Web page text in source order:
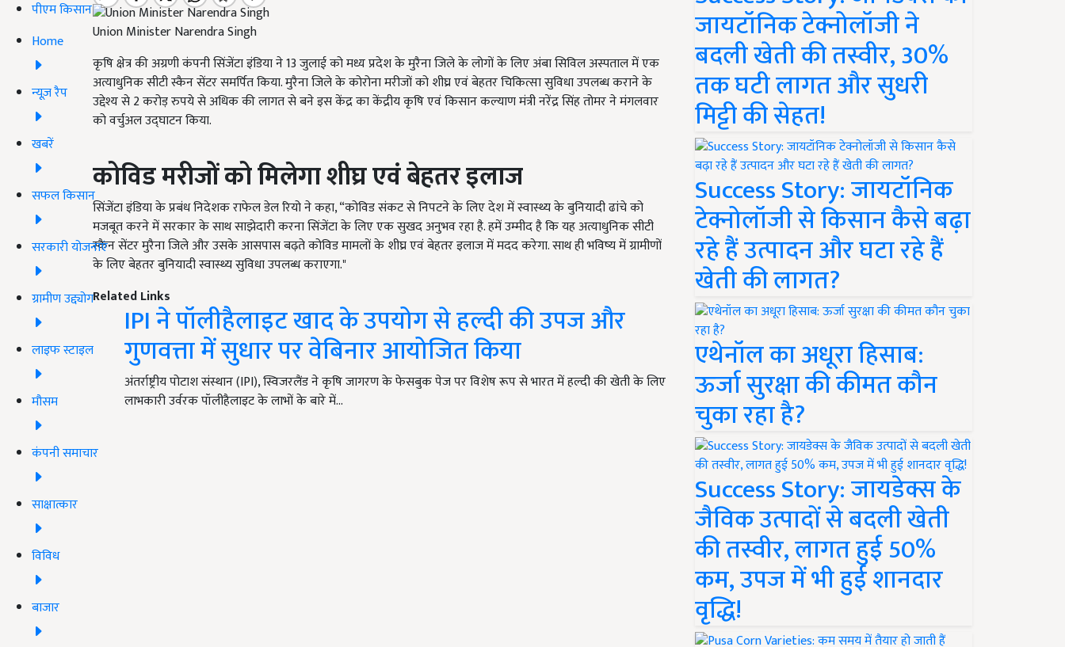
पीएम किसान
Home
न्यूज़ रैप
खबरें
सफल किसान
सरकारी योजनाएं
ग्रामीण उद्द्योग
लाइफ स्टाइल
मौसम
कंपनी समाचार
साक्षात्कार
विविध
बाजार
Union Minister Narendra Singh
कृषि क्षेत्र की अग्रणी कंपनी सिंजेंटा इंडिया ने 13 जुलाई को मध्य प्रदेश के मुरैना जिले के लोगों के लिए अंबा सिविल अस्पताल में एक
अत्याधुनिक सीटी स्कैन सेंटर समर्पित किया. मुरैना जिले के कोरोना मरीजों को शीघ्र एवं बेहतर चिकित्सा सुविधा उपलब्ध कराने के
उद्देश्य से 2 करोड़ रुपये से अधिक की लागत से बने इस केंद्र का केंद्रीय कृषि एवं किसान कल्याण मंत्री नरेंद्र सिंह तोमर ने मंगलवार
को वर्चुअल उद्घाटन किया.
कोविड मरीजों को मिलेगाशीघ्र एवं बेहतर इलाज
सिंजेंटा इंडिया के प्रबंध निदेशक राफेल डेल रियो ने कहा, “कोविड संकट से निपटने के लिए देश में स्वास्थ्य के बुनियादी ढांचे को
मजबूत करने में सरकार के साथ साझेदारी करना सिंजेंटा के लिए एक सुखद अनुभव रहा है. हमें उम्मीद है कि यह अत्याधुनिक सीटी
स्कैन सेंटर मुरैना जिले और उसके आसपास बढ़ते कोविड मामलों के शीघ्र एवं बेहतर इलाज में मदद करेगा. साथ ही भविष्य में ग्रामीणों
के लिए बेहतर बुनियादी स्वास्थ्य सुविधा उपलब्ध कराएगा."
Related Links
IPI ने पॉलीहैलाइट खाद के उपयोग से हल्दी की उपज और
गुणवत्ता में सुधार पर वेबिनार आयोजित किया
अंतर्राष्ट्रीय पोटाश संस्थान (IPI), स्विजरलैंड ने कृषि जागरण के फेसबुक पेज पर विशेष रूप से भारत में हल्दी की खेती के लिए
लाभकारी उर्वरक पॉलीहैलाइट के लाभों के बारे में…
जायटॉनिक टेक्नोलॉजी ने
बदली खेती की तस्वीर, 30%
तक घटी लागत और सुधरी
मिट्टी की सेहत!
Success Story: जायटॉनिक
टेक्नोलॉजी से किसान कैसे बढ़ा
रहे हैं उत्पादन और घटा रहे हैं
खेती की लागत?
एथेनॉल का अधूरा हिसाब:
ऊर्जा सुरक्षा की कीमत कौन
चुका रहा है?
Success Story: जायडेक्स के
जैविक उत्पादों से बदली खेती
की तस्वीर, लागत हुई 50%
कम, उपज में भी हुई शानदार
वृद्धि!